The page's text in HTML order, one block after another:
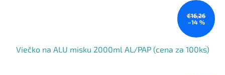
€16,26
–14 %
Viečko na ALU misku 2000ml AL/PAP (cena za 100ks)